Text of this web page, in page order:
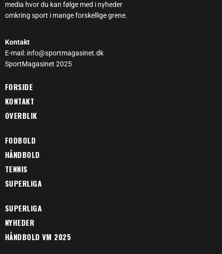
media hvor du kan følge med i nyheder
omkring sport i mange forskellige grene.
Kontakt
E-mail: info@sportmagasinet.dk
SportMagasinet 2025
FORSIDE
KONTAKT
OVERBLIK
FODBOLD
HÅNDBOLD
TENNIS
SUPERLIGA
SUPERLIGA
NYHEDER
HÅNDBOLD VM 2025